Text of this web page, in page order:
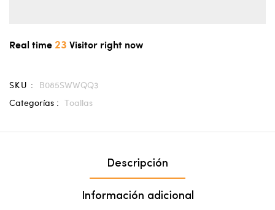
Real time 23 Visitor right now
SKU :
B085SWWQQ3
Categorías : Toallas
Descripción
Información adicional